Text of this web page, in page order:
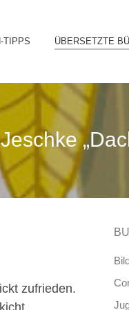
TIPPS ÜBERSETZTE
zufrieden.